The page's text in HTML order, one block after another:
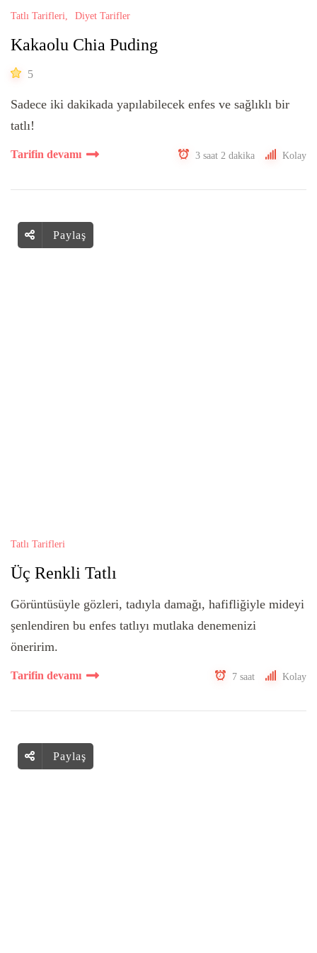
Tatlı Tarifleri Diyet Tarifler
Kakaolu Chia Puding
5
Sadece iki dakikada yapılabilecek enfes ve sağlıklı bir
tatlı!
Tarifin devamı 3 saat 2 dakika Kolay
Paylaş
Tatlı Tarifleri
Üç Renkli Tatlı
Görüntüsüyle gözleri, tadıyla damağı, hafifliğiyle mideyi
şenlendiren bu enfes tatlıyı mutlaka denemenizi
öneririm.
Tarifin devamı 7 saat Kolay
Paylaş